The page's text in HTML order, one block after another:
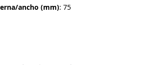
ancho (mm): 75